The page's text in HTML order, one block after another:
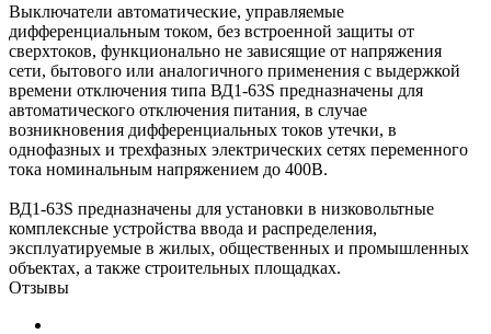
Выключатели автоматические, управляемые
дифференциальным током, без встроенной защиты от
сверхтоков, функционально не зависящие от напряжения
сети, бытового или аналогичного применения с выдержкой
времени отключения типа ВД1-63S предназначены для
автоматического отключения питания, в случае
возникновения дифференциальных токов утечки, в
однофазных и трехфазных электрических сетях переменного
тока номинальным напряжением до 400В.
ВД1-63S предназначены для установки в низковольтные
комплексные устройства ввода и распределения,
эксплуатируемые в жилых, общественных и промышленных
объектах, а также строительных площадках.
Отзывы